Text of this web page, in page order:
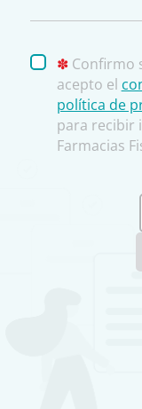
✽ Confirmo
acepto el
política de
para recibir
Farmacias